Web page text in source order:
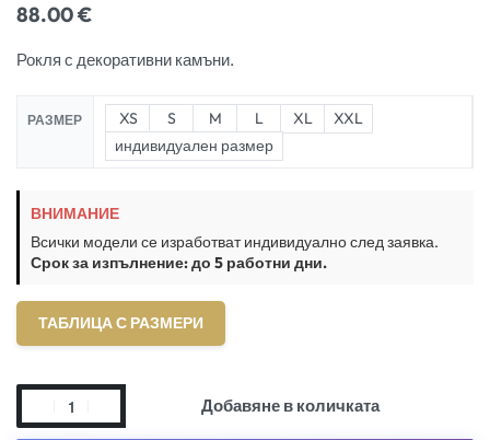
88.00€
Рокля с декоративни камъни.
РАЗМЕР XS S M L XL
XXL
индивидуален размер
ВНИМАНИЕ
Всички модели се изработват индивидуално след заявка.
Срок за изпълнение: до 5 работни дни.
ТАБЛИЦА С РАЗМЕРИ
Добавяне в количката